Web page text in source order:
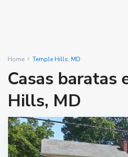
Home Temple Hills, MD
Casas baratas
Hills, MD